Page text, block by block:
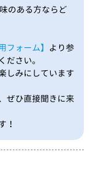
のある方ならど
フォーム】 より参
さい。
しみにしています
ぜひ直接聞きに来
！